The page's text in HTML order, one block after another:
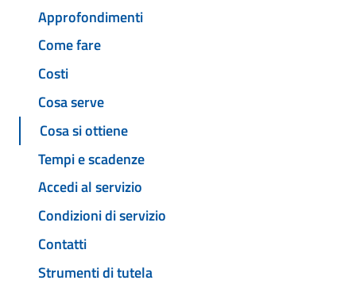
Approfondimenti
Come fare
Costi
Cosa serve
Cosa si ottiene
Tempi e scadenze
Accedi al servizio
Condizioni di servizio
Contatti
Strumenti di tutela